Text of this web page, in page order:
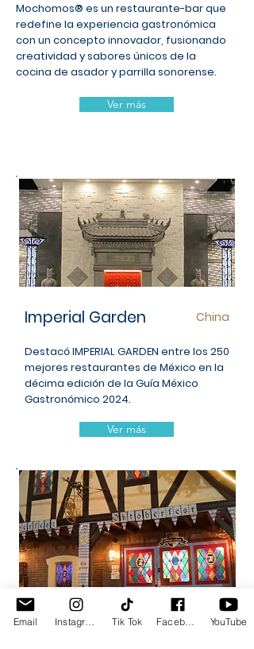
Mochomos® es un restaurante-bar que
redefine la experiencia gastronómica
con un concepto innovador, fusionando
creatividad y sabores únicos de la
cocina de asador y parrilla sonorense.
Ver más
Imperial Garden China
Destacó IMPERIAL GARDEN entre los 250
mejores restaurantes de México en la
décima edición de la Guía México
Gastronómico 2024.
Ver más
Heidelberg Fusión
Email Tik Tok YouTube